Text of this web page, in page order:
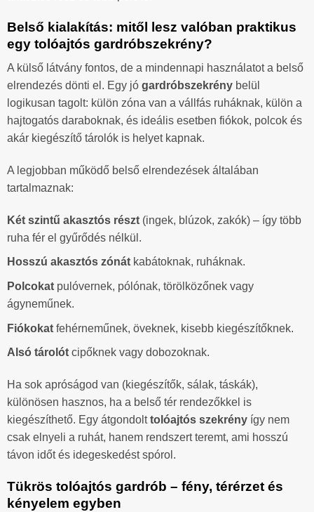
Belső kialakítás: mitől lesz valóban praktikus
egy tolóajtós gardróbszekrény?
A külső látvány fontos, de a mindennapi használatot a belső
elrendezés dönti el. Egy jó gardróbszekrény belül
logikusan tagolt: külön zóna van a vállfás ruháknak, külön a
hajtogatós daraboknak, és ideális esetben fiókok, polcok és
akár kiegészítő tárolók is helyet kapnak.
A legjobban működő belső elrendezések általában
tartalmaznak:
Két szintű akasztós részt (ingek, blúzok, zakók) – így több
ruha fér el gyűrődés nélkül.
Hosszú akasztós zónát kabátoknak, ruháknak.
Polcokat pulóvernek, pólónak, törölközőnek vagy
ágyneműnek.
Fiókokat fehérneműnek, öveknek, kisebb kiegészítőknek.
Alsó tárolót cipőknek vagy dobozoknak.
Ha sok apróságod van (kiegészítők, sálak, táskák),
különösen hasznos, ha a belső tér rendezőkkel is
kiegészíthető. Egy átgondolttolóajtós szekrény így nem
csak elnyeli a ruhát, hanem rendszert teremt, ami hosszú
távon időt és idegeskedést spórol.
Tükrös tolóajtós gardrób – fény, térérzet és
kényelem egyben